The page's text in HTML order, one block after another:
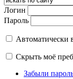
Логин
Пароль
Автоматически
Скрыть моё
Забыли